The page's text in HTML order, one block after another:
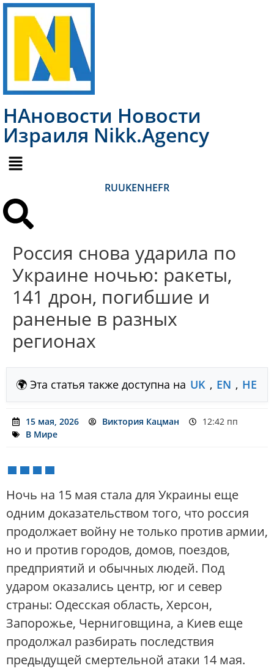
НАновости Новости
Израиля Nikk.Agency
RUUKENHEFR
Россия снова ударила по
Украине ночью: ракеты,
141 дрон, погибшие и
раненые в разных
регионах
🌍 Эта статья также доступна на UK , EN , HE
15 мая, 2026 Виктория Кацман
12:42 пп
В Мире
Ночь на 15 мая стала для Украины еще
одним доказательством того, что россия
продолжает войну не только против армии,
но и против городов, домов, поездов,
предприятий и обычных людей. Под
ударом оказались центр, юг и север
страны: Одесская область, Херсон,
Запорожье, Черниговщина, а Киев еще
продолжал разбирать последствия
предыдущей смертельной атаки 14 мая.